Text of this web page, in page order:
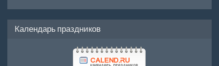
Календарь праздников